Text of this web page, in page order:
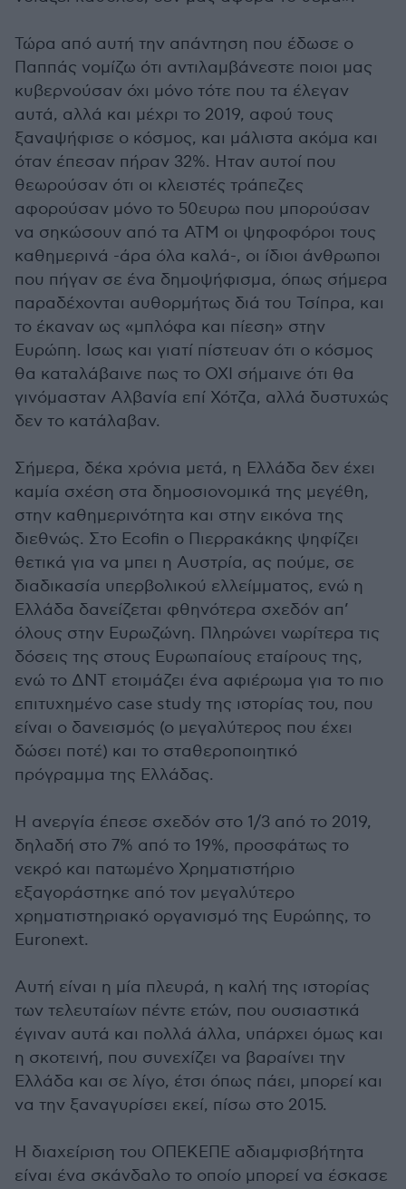
Τώρα από αυτή την απάντηση που έδωσε ο
Παππάς νομίζω ότι αντιλαμβάνεστε ποιοι μας
κυβερνούσαν όχι μόνο τότε που τα έλεγαν
αυτά, αλλά και μέχρι το 2019, αφού τους
ξαναψήφισε ο κόσμος, και μάλιστα ακόμα και
όταν έπεσαν πήραν 32%. Ηταν αυτοί που
θεωρούσαν ότι οι κλειστές τράπεζες
αφορούσαν μόνο το 50ευρω που μπορούσαν
να σηκώσουν από τα ATM οι ψηφοφόροι τους
καθημερινά -άρα όλα καλά-, οι ίδιοι άνθρωποι
που πήγαν σε ένα δημοψήφισμα, όπως σήμερα
παραδέχονται αυθορμήτως διά του Τσίπρα, και
το έκαναν ως «μπλόφα και πίεση» στην
Ευρώπη. Ισως και γιατί πίστευαν ότι ο κόσμος
θα καταλάβαινε πως το ΟΧΙ σήμαινε ότι θα
γινόμασταν Αλβανία επί Χότζα, αλλά δυστυχώς
δεν το κατάλαβαν.
Σήμερα, δέκα χρόνια μετά, η Ελλάδα δεν έχει
καμία σχέση στα δημοσιονομικά της μεγέθη,
στην καθημερινότητα και στην εικόνα της
διεθνώς. Στο Ecofin ο Πιερρακάκης ψηφίζει
θετικά για να μπει η Αυστρία, ας πούμε, σε
διαδικασία υπερβολικού ελλείμματος, ενώ η
Ελλάδα δανείζεται φθηνότερα σχεδόν απ’
όλους στην Ευρωζώνη. Πληρώνει νωρίτερα τις
δόσεις της στους Ευρωπαίους εταίρους της,
ενώ το ΔΝΤ ετοιμάζει ένα αφιέρωμα για το πιο
επιτυχημένο case study της ιστορίας του, που
είναι ο δανεισμός (ο μεγαλύτερος που έχει
δώσει ποτέ) και το σταθεροποιητικό
πρόγραμμα της Ελλάδας.
Η ανεργία έπεσε σχεδόν στο 1/3 από το 2019,
δηλαδή στο 7% από το 19%, προσφάτως το
νεκρό και πατωμένο Χρηματιστήριο
εξαγοράστηκε από τον μεγαλύτερο
χρηματιστηριακό οργανισμό της Ευρώπης, το
Euronext.
Αυτή είναι η μία πλευρά, η καλή της ιστορίας
των τελευταίων πέντε ετών, που ουσιαστικά
έγιναν αυτά και πολλά άλλα, υπάρχει όμως και
η σκοτεινή, που συνεχίζει να βαραίνει την
Ελλάδα και σε λίγο, έτσι όπως πάει, μπορεί και
να την ξαναγυρίσει εκεί, πίσω στο 2015.
Η διαχείριση του ΟΠΕΚΕΠΕ αδιαμφισβήτητα
είναι ένα σκάνδαλο το οποίο μπορεί να έσκασε